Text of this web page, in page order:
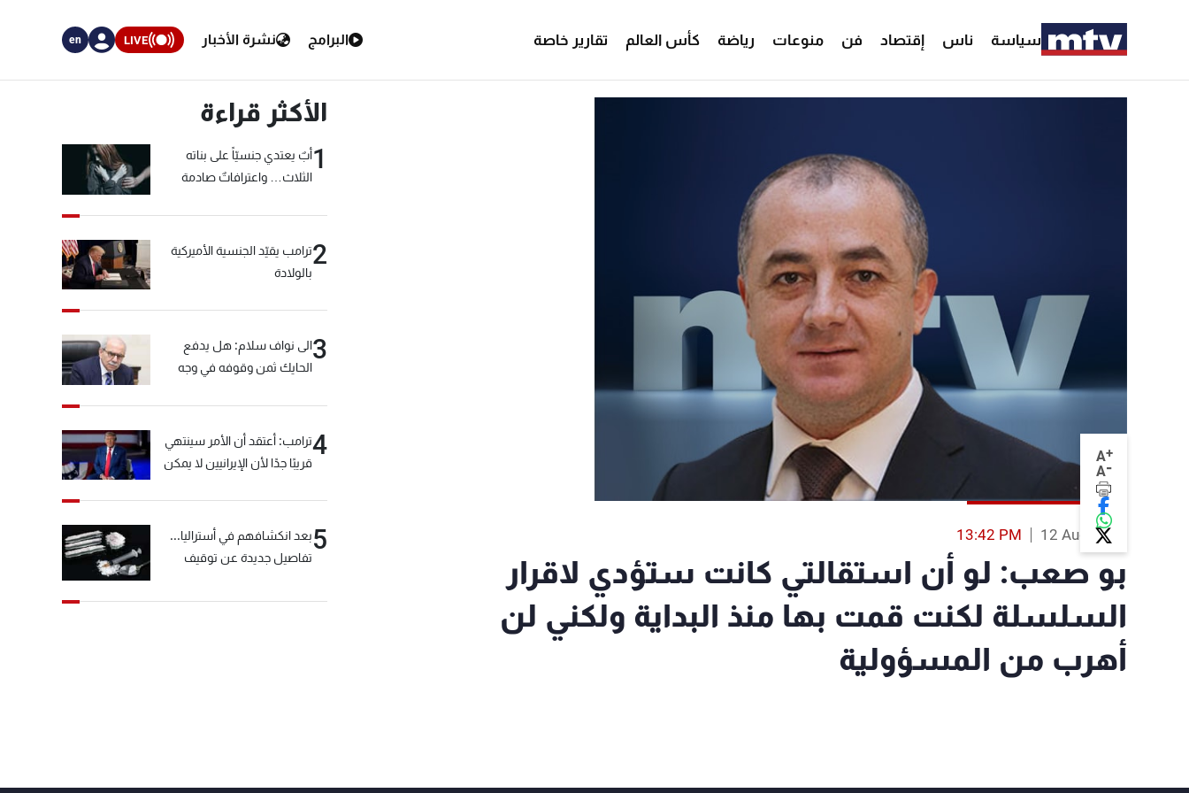
سياسة ناس إقتصاد فن منوعات رياضة كأس العالم تقارير خاصة البرامج نشرة الأخبار LIVE
en
A+
A-
12 Aug 2014
13:42 PM
بو صعب: لو أن استقالتي كانت ستؤدي لاقرار
السلسلة لكنت قمت بها منذ البداية ولكني لن
أهرب من المسؤولية
الأكثر قراءة
1أبٌ يعتدي جنسيّاً على بناته
الثلاث… واعترافاتٌ صادمة
2ترامب يقيّد الجنسية الأميركية
بالولادة
3الى نواف سلام: هل يدفع
الحايك ثمن وقوفه في وجه
4ترامب: أعتقد أن الأمر سينتهي
قريبًا جدًا لأن الإيرانيين لا يمكن
5بعد انكشافهم في أستراليا...
تفاصيل جديدة عن توقيف